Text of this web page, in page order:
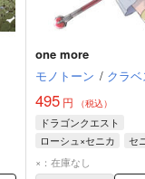
one more
モノトーン / クラベ
495円 （税込）
ドラゴンクエスト
ローシュ×セニカ
セ
ネルセン
×：在庫なし